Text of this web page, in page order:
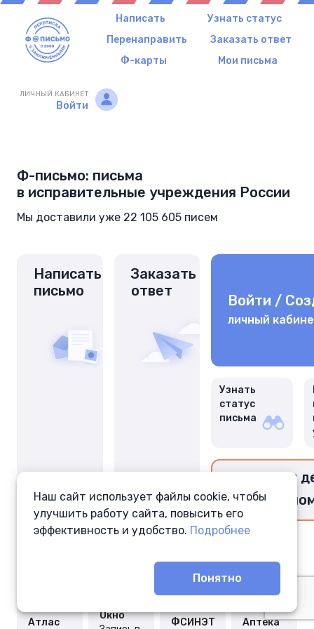
Написать
Узнать статус
Перенаправить
Заказать ответ
Ф-карты
Мои письма
ЛИЧНЫЙ КАБИНЕТ
Войти
Ф-письмо: письма
в исправительные учреждения России
Мы доставили уже 22 105 605 писем
Написать
письмо
Заказать
ответ
Войти /
личный
Узнать
статус
письма
Перевести
Атлас
Окно
ФСИНЭТ Аптека
Наш сайт использует файлы cookie, чтобы
улучшить работу сайта, повысить его
эффективность и удобство. Подробнее
Понятно